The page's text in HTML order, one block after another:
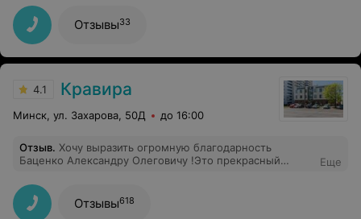
9 человек! При этом не предложив принять меня в не
очереди что они были обязаны сделать!
Отзывы33
4.1 Кравира
Минск, ул. Захарова, 50Д до 16:00
Отзыв. Хочу выразить огромную благодарность
Баценко Александру Олеговичу !Это прекрасный
доступно по поводу диагноза ,назначил необходимые
манипуляции!Это человек,который заинтересован
помочь пациенту.Это действительно врач от Бога.
Еще
Отзывы618